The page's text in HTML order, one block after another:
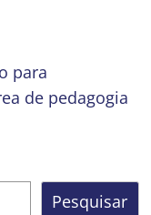
para
de pedagogia
Pesquisar